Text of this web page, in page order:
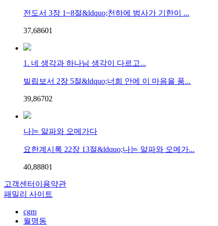
전도서 3장 1~8절&ldquo;천하에 범사가 기한이 ...
37,68601
1. 네 생각과 하나님 생각이 다르고...
빌립보서 2장 5절&ldquo;너희 안에 이 마음을 품...
39,86702
나는 알파와 오메가다
요한계시록 22장 13절&ldquo;나는 알파와 오메가...
40,88801
고객센터 이용약관
패밀리 사이트
cgm
월명동